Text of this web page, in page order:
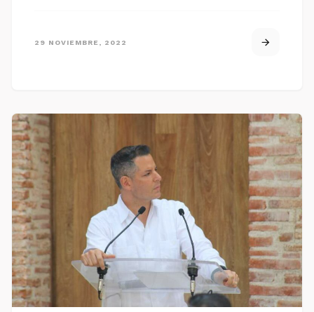
29 NOVIEMBRE, 2022